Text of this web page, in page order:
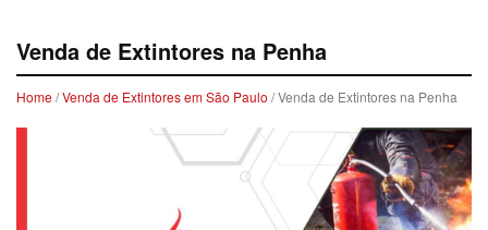
Venda de Extintores na Penha
Home/Venda de Extintores em São Paulo / Venda de Extintores na Penha